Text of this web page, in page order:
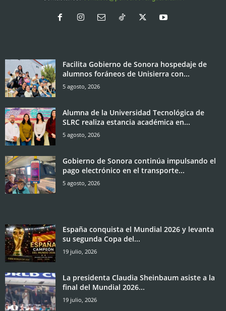
Facilita Gobierno de Sonora hospedaje de
alumnos foráneos de Unisierra con...
5 agosto, 2026
Alumna de la Universidad Tecnológica de
SLRC realiza estancia académica en...
5 agosto, 2026
Gobierno de Sonora continúa impulsando el
pago electrónico en el transporte...
5 agosto, 2026
España conquista el Mundial 2026 y levanta
su segunda Copa del...
19 julio, 2026
La presidenta Claudia Sheinbaum asiste a la
final del Mundial 2026...
19 julio, 2026